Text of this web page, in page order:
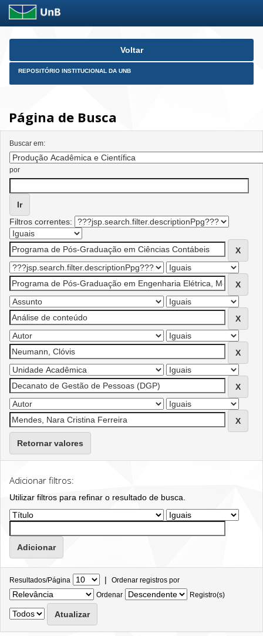
Skip
Voltar
REPOSITÓRIO INSTITUCIONAL DA UNB
Página de Busca
Buscar em:
por
Filtros correntes:
Retornar valores
Adicionar filtros:
Utilizar filtros para refinar o resultado de busca.
Resultados/Página | Ordenar registros por
Ordenar
Registro(s)